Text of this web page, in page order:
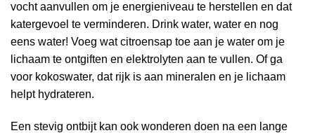
vocht aanvullen om je energieniveau te herstellen en dat
katergevoel te verminderen. Drink water, water en nog
eens water! Voeg wat citroensap toe aan je water om je
lichaam te ontgiften en elektrolyten aan te vullen. Of ga
voor kokoswater, dat rijk is aan mineralen en je lichaam
helpt hydrateren.
Een stevig ontbijt kan ook wonderen doen na een lange